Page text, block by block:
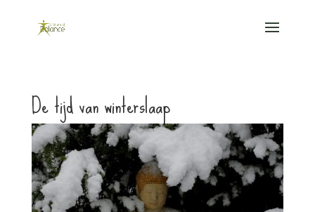
De tijd van winterslaap